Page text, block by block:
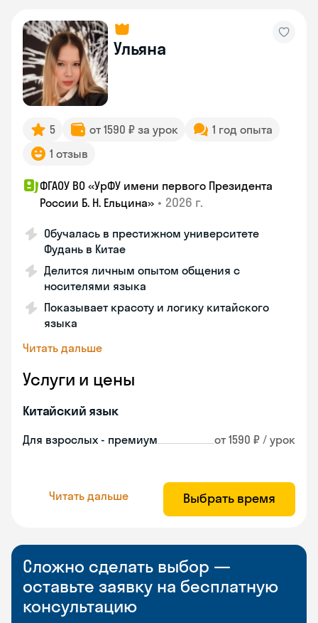
Ульяна
5 от 1590 ₽ за урок
1 год опыта
1 отзыв
ФГАОУ ВО «УрФУ имени первого Президента
России Б. Н. Ельцина» • 2026 г.
Обучалась в престижном университете
Фудань в Китае
Делится личным опытом общения с
носителями языка
Показывает красоту и логику китайского
языка
Читать дальше
Услуги и цены
Китайский язык
Для взрослых - премиум от 1590 ₽ / урок
Читать дальше Выбрать время
Сложно сделать выбор —
оставьте заявку на бесплатную
консультацию